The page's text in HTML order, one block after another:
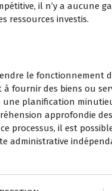
il n’y a aucune
ressources investis.
le fonctionnement
fournir des biens ou
une planification
approfondie
processus, il est
administrative